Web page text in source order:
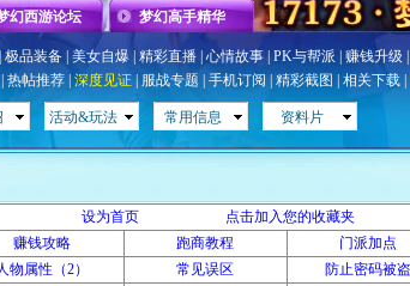
幻西游论坛 梦幻高手精华
极品装备 美女自爆 精彩直播 心情故事 PK与帮派 赚钱升级
热帖推荐 深度见证 服战专题 手机订阅 精彩截图 相关下载
活动&玩法 常用信息 资料片
设为首页
点击加入您的收藏夹
赚钱攻略 跑商教程 门派加点
物属性（2） 常见误区 防止密码被盗